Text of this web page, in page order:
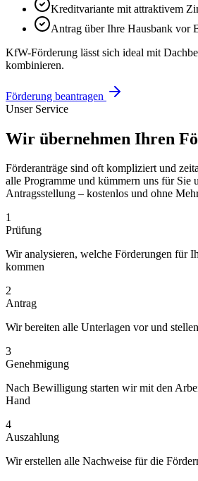
Kreditvariante mit attraktivem
Antrag über Ihre Hausbank vor
KfW-Förderung lässt sich ideal mit
kombinieren.
Förderung beantragen
Unser Service
Wir übernehmen Ihren
Förderanträge sind oft kompliziert und
alle Programme und kümmern uns für Sie
Antragsstellung – kostenlos und ohne
1
Prüfung
Wir analysieren, welche Förderungen für
kommen
2
Antrag
Wir bereiten alle Unterlagen vor und
3
Genehmigung
Nach Bewilligung starten wir mit den
Hand
4
Auszahlung
Wir erstellen alle Nachweise für die